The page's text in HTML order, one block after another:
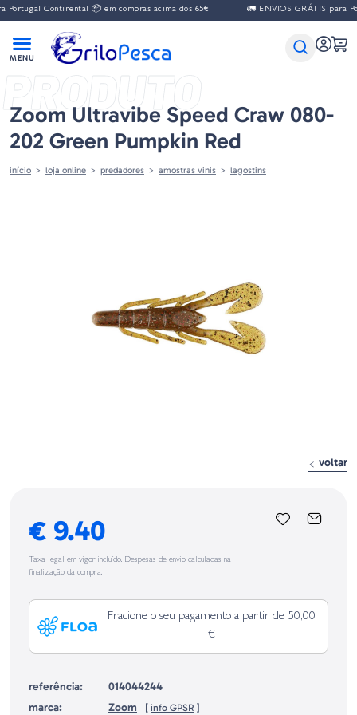
Continental 📦 em compras acima dos 65€ 🚛 ENVIOS GRÁTIS para
PRODUTO
Zoom Ultravibe Speed Craw 080-
202 Green Pumpkin Red
início loja online predadores amostras vinis lagostins
voltar
€ 9.40
Taxa legal em vigor incluído. Despesas de envio calculadas na
finalização da compra.
Fracione o seu pagamento a partir de 50,00
€
referência:
014044244
marca:
Zoom [ info GPSR ]